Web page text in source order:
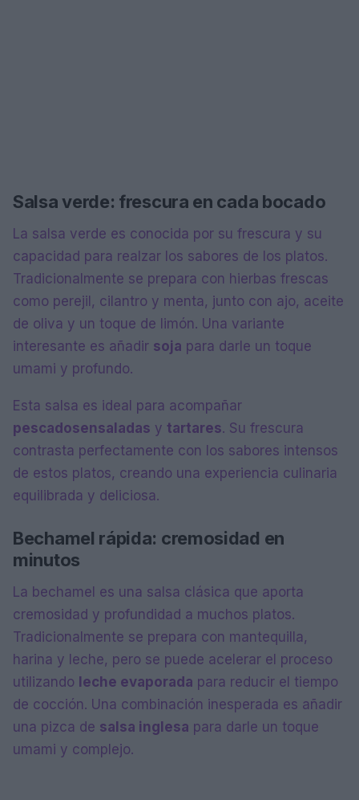
Salsa verde: frescura en cada bocado
La salsa verde es conocida por su frescura y su
capacidad para realzar los sabores de los platos.
Tradicionalmente se prepara con hierbas frescas
como perejil, cilantro y menta, junto con ajo, aceite
de oliva y un toque de limón. Una variante
interesante es añadir soja para darle un toque
umami y profundo.
Esta salsa es ideal para acompañar
pescadosensaladas y tartares. Su frescura
contrasta perfectamente con los sabores intensos
de estos platos, creando una experiencia culinaria
equilibrada y deliciosa.
Bechamel rápida: cremosidad en
minutos
La bechamel es una salsa clásica que aporta
cremosidad y profundidad a muchos platos.
Tradicionalmente se prepara con mantequilla,
harina y leche, pero se puede acelerar el proceso
utilizando leche evaporada para reducir el tiempo
de cocción. Una combinación inesperada es añadir
una pizca de salsa inglesa para darle un toque
umami y complejo.